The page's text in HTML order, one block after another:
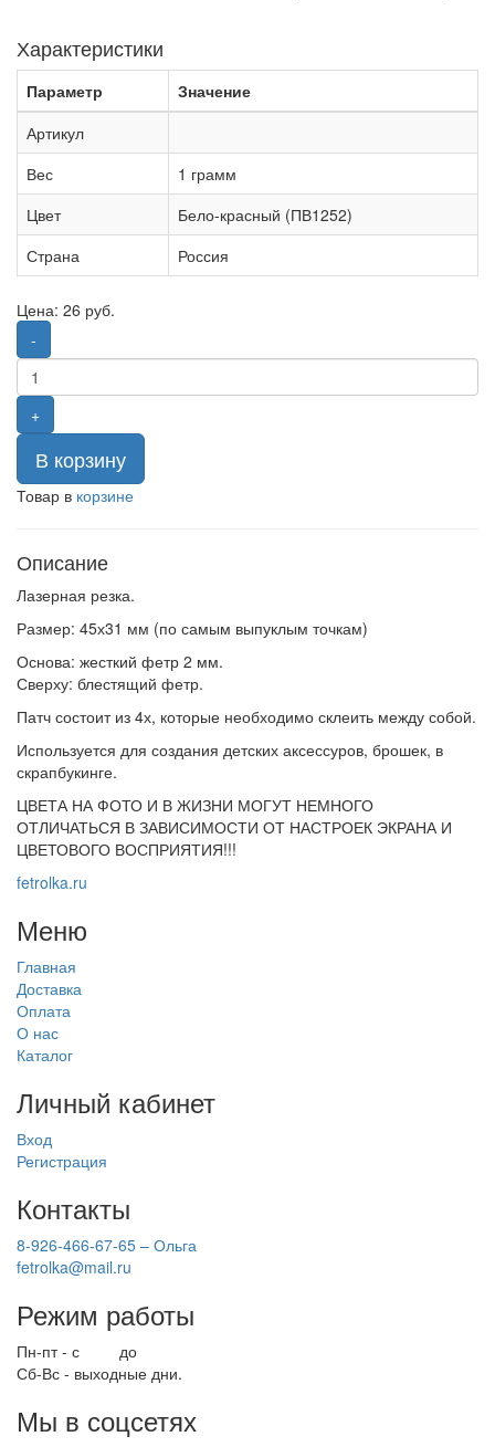
Характеристики
Параметр
Значение
Артикул
Вес
1 грамм
Цвет
Бело-красный (ПВ1252)
Страна
Россия
Цена: 26 руб.
-
+
В корзину
Товар в корзине
Описание
Лазерная резка.
Размер: 45х31 мм (по самым выпуклым точкам)
Основа: жесткий фетр 2 мм.
Сверху: блестящий фетр.
Патч состоит из 4х, которые необходимо склеить между собой.
Используется для создания детских аксессуров, брошек, в
скрапбукинге.
ЦВЕТА НА ФОТО И В ЖИЗНИ МОГУТ НЕМНОГО
ОТЛИЧАТЬСЯ В ЗАВИСИМОСТИ ОТ НАСТРОЕК ЭКРАНА И
ЦВЕТОВОГО ВОСПРИЯТИЯ!!!
fetrolka.ru
Меню
Главная
Доставка
Оплата
О нас
Каталог
Личный кабинет
Вход
Регистрация
Контакты
8-926-466-67-65 – Ольга
fetrolka@mail.ru
Режим работы
Пн-пт - с до
Сб-Вс - выходные дни.
Мы в соцсетях